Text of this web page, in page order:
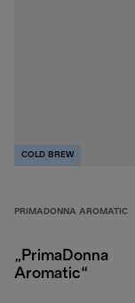
COLD BREW
PRIMADONNA AROMATIC
„PrimaDonna
Aromatic“